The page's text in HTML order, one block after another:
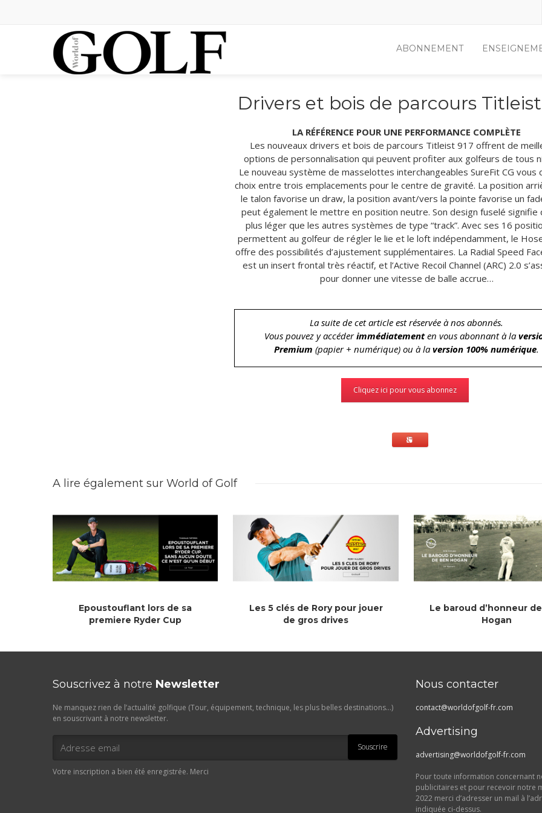
ABONNEMENT
Drivers et bois de parcours
LA RÉFÉRENCE POUR UNE PERFORMANCE COMPLÈTE
Les nouveaux drivers et bois de parcours Titleist 917 offrent de
options de personnalisation qui peuvent profiter aux golfeurs de tous
Le nouveau système de masselottes interchangeables SureFit CG vous
choix entre trois emplacements pour le centre de gravité. La position
le talon favorise un draw, la position avant/vers la pointe favorise un
peut également le mettre en position neutre. Son design fuselé signifie
plus léger que les autres systèmes de type “track”. Avec ses 16
permettent au golfeur de régler le lie et le loft indépendamment, le
offre des possibilités d’ajustement supplémentaires. La Radial Speed
est un insert frontal très réactif, et l’Active Recoil Channel (ARC) 2.0
pour donner une vitesse de balle accrue…
La suite de cet article est réservée à nos abonnés.
Vous pouvez y accéderimmédiatementen vous abonnant à la
Premium (papier + numérique) ou à la version 100% numérique.
Cliquez ici pour vous abonnez
A lire également sur World of Golf
Epoustouflant lors de sa
premiere Ryder Cup
Les 5 clés de Rory pour jouer
de gros drives
Le baroud d’honneur
Hogan
Souscrivez à notre Newsletter
Ne manquez rien de l’actualité golfique (Tour, équipement, technique, les plus belles destinations…)
en souscrivant à notre newsletter.
Souscrire
Votre inscription a bien été enregistrée. Merci
Nous contacter
contact@worldofgolf-fr.com
Advertising
advertising@worldofgolf-fr.com
Pour toute information concernant
publicitaires et pour recevoir notre
2022 merci d’adresser un mail à
indiquée ci-dessus.